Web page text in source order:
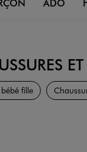
ADO
ET
fille